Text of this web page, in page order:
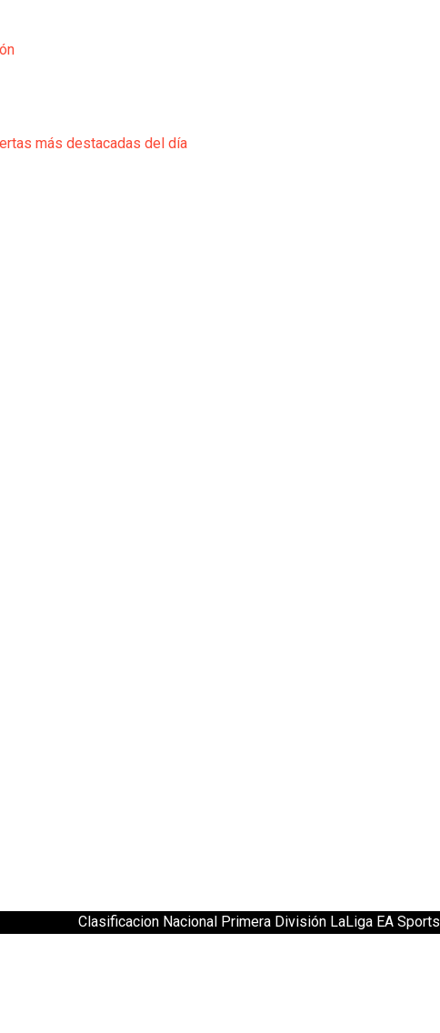
más destacadas del día
Clasificacion Nacional Primera División LaLiga EA Sports